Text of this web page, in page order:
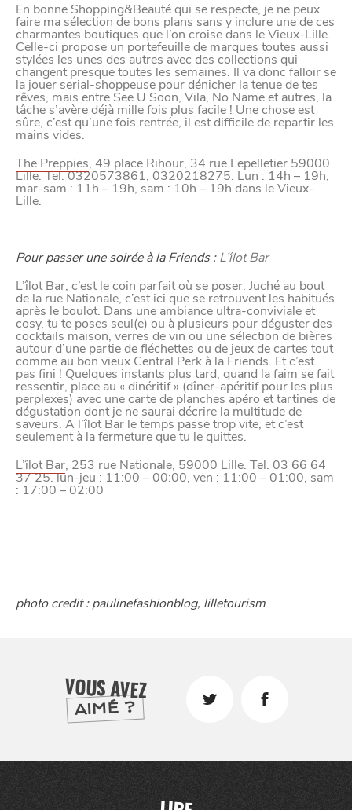
En bonne Shopping&Beauté qui se respecte, je ne peux
faire ma sélection de bons plans sans y inclure une de ces
charmantes boutiques que l’on croise dans le Vieux-Lille.
Celle-ci propose un portefeuille de marques toutes aussi
stylées les unes des autres avec des collections qui
changent presque toutes les semaines. Il va donc falloir se
la jouer serial-shoppeuse pour dénicher la tenue de tes
rêves, mais entre See U Soon, Vila, No Name et autres, la
tâche s’avère déjà mille fois plus facile ! Une chose est
sûre, c’est qu’une fois rentrée, il est difficile de repartir les
mains vides.
The Preppies, 49 place Rihour, 34 rue Lepelletier 59000
Lille. Tel. 0320573861, 0320218275. Lun : 14h – 19h,
mar-sam : 11h – 19h, sam : 10h – 19h dans le Vieux-
Lille.
Pour passer une soirée à la Friends :L’îlot Bar
L’îlot Bar, c’est le coin parfait où se poser. Juché au bout
de la rue Nationale, c’est ici que se retrouvent les habitués
après le boulot. Dans une ambiance ultra-conviviale et
cosy, tu te poses seul(e) ou à plusieurs pour déguster des
cocktails maison, verres de vin ou une sélection de bières
autour d’une partie de fléchettes ou de jeux de cartes tout
comme au bon vieux Central Perk à la Friends. Et c’est
pas fini ! Quelques instants plus tard, quand la faim se fait
ressentir, place au « dinéritif » (dîner-apéritif pour les plus
perplexes) avec une carte de planches apéro et tartines de
dégustation dont je ne saurai décrire la multitude de
saveurs. A l’îlot Bar le temps passe trop vite, et c’est
seulement à la fermeture que tu le quittes.
L’îlot Bar, 253 rue Nationale, 59000 Lille. Tel. 03 66 64
37 25. lun-jeu : 11:00 – 00:00, ven : 11:00 – 01:00, sam
: 17:00 – 02:00
photo credit : paulinefashionblog, lilletourism
VOUS AVEZ
AIMÉ ?
VIVRE
dans
le NORD